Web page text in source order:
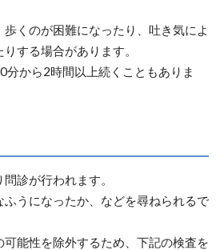
くのが困難になったり、吐き気によ
する場合があります。
分から2時間以上続くこともありま
診が行われます。
うになったか、などを尋ねられるで
可能性を除外するため、下記の検査を